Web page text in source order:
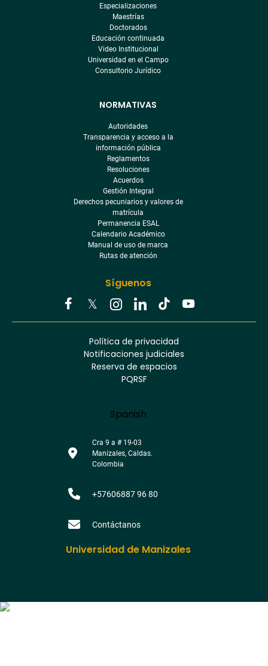
Síguenos
TwitterInstagramLinkedinTiktokYoutube
Especializaciones
Maestrías
Doctorados
Educación continuada
Video Institucional
Universidad en el Campo
Consultorio Jurídico
NORMATIVAS
Autoridades
Transparencia y acceso a la
información pública
Reglamentos
Resoluciones
Acuerdos
Gestión Integral
Derechos pecuniarios y valores de
matrícula
Permanencia ESAL
Calendario Académico
Manual de uso de marca
Rutas de atención
Política de privacidad
Notificaciones judiciales
Reserva de espacios
PQRSF
Language
Spanish
Cra 9 a # 19-03
Manizales, Caldas.
Colombia
+57606887 96 80
Contáctanos
Universidad de Manizales